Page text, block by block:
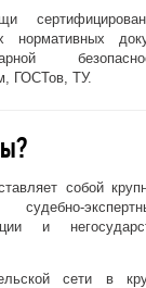
нормативных
ГОСТов, ТУ.
собой
судебно-
и
сети в